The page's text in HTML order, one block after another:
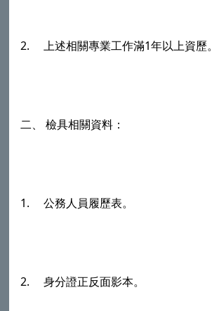
2. 上述相關專業工作滿1年以上資歷。
二、 檢具相關資料：
1. 公務人員履歷表。
2. 身分證正反面影本。